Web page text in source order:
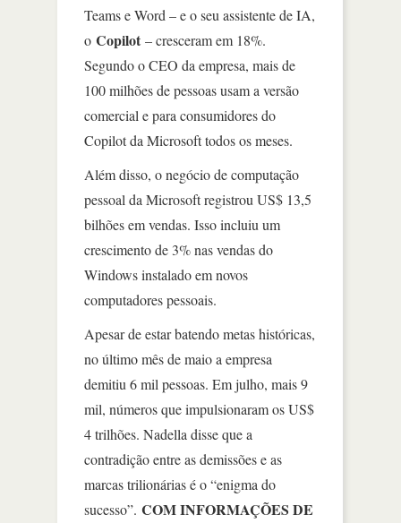
Teams e Word – e o seu assistente de IA,
o Copilot – cresceram em 18%.
Segundo o CEO da empresa, mais de
100 milhões de pessoas usam a versão
comercial e para consumidores do
Copilot da Microsoft todos os meses.
Além disso, o negócio de computação
pessoal da Microsoft registrou US$ 13,5
bilhões em vendas. Isso incluiu um
crescimento de 3% nas vendas do
Windows instalado em novos
computadores pessoais.
Apesar de estar batendo metas históricas,
no último mês de maio a empresa
demitiu 6 mil pessoas. Em julho, mais 9
mil, números que impulsionaram os US$
4 trilhões. Nadella disse que a
contradição entre as demissões e as
marcas trilionárias é o “enigma do
sucesso”. COM INFORMAÇÕES DE